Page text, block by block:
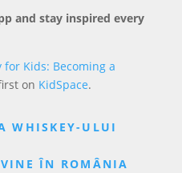
and stay inspired every
for Kids: Becoming a
on KidSpace.
WHISKEY-ULUI
ÎN ROMÂNIA